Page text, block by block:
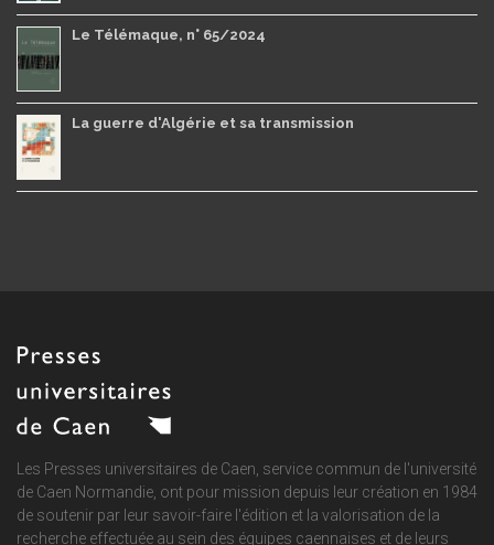
Le Télémaque, n° 65/2024
La guerre d'Algérie et sa transmission
Les Presses universitaires de Caen, service commun de l'université
de Caen Normandie, ont pour mission depuis leur création en 1984
de soutenir par leur savoir-faire l'édition et la valorisation de la
recherche effectuée au sein des équipes caennaises et de leurs